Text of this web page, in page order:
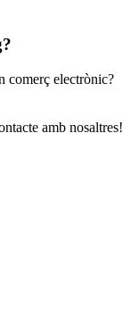
comerç electrònic?
amb nosaltres!